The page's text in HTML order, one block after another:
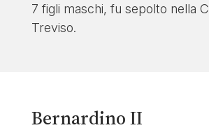
7 figli maschi, fu sepolto nella
Treviso.
Bernardino II